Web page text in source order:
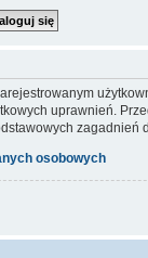
uprawnień.
zagadnień
osobowych